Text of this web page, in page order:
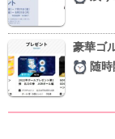
豪華ゴ
随